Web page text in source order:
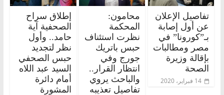
تفاصيل الإعلان
عن أول إصابة
بـ”كورونا” في
مصر ومطالبات
بإقالة وزيرة
الصحة
14 فبراير، 2020
محامون:
المحكمة
نظرت استئناف
حبس باتريك
جورج وفي
انتظار القرار..
والباحث يروي
تفاصيل تعذيبه
إطلاق سراح
الصحفية آية
حامد.. وأول
نظر لتجديد
حبس الصحفي
السيد عبد اللاه
أمام دائرة
المشورة